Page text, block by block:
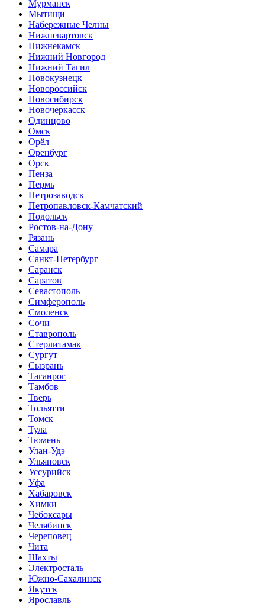
Мурманск
Мытищи
Набережные Челны
Нижневартовск
Нижнекамск
Нижний Новгород
Нижний Тагил
Новокузнецк
Новороссийск
Новосибирск
Новочеркасск
Одинцово
Омск
Орёл
Оренбург
Орск
Пенза
Пермь
Петрозаводск
Петропавловск-Камчатский
Подольск
Ростов-на-Дону
Рязань
Самара
Санкт-Петербург
Саранск
Саратов
Севастополь
Симферополь
Смоленск
Сочи
Ставрополь
Стерлитамак
Сургут
Сызрань
Таганрог
Тамбов
Тверь
Тольятти
Томск
Тула
Тюмень
Улан-Удэ
Ульяновск
Уссурийск
Уфа
Хабаровск
Химки
Чебоксары
Челябинск
Череповец
Чита
Шахты
Электросталь
Южно-Сахалинск
Якутск
Ярославль